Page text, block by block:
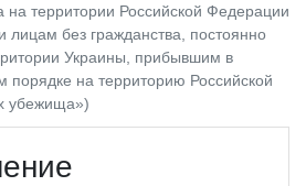
территории Российской Федерации
лицам без гражданства, постоянно
Украины, прибывшим в
порядке на территорию Российской
убежища»)